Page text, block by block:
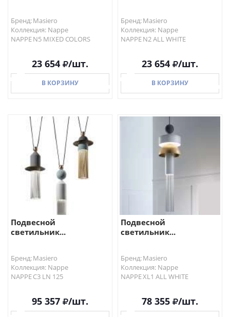
Бренд: Masiero
Коллекция: Nappe
NAPPE N5 MIXED COLORS
23 654 /шт.
В КОРЗИНУ
В КОРЗИНУ
Бренд: Masiero
Коллекция: Nappe
NAPPE N2 ALL WHITE
23 654 /шт.
В КОРЗИНУ
В КОРЗИНУ
Подвесной
светильник...
Бренд: Masiero
Коллекция: Nappe
NAPPE C3 LN 125
95 357 /шт.
Подвесной
светильник...
Бренд: Masiero
Коллекция: Nappe
NAPPE XL1 ALL WHITE
78 355 /шт.